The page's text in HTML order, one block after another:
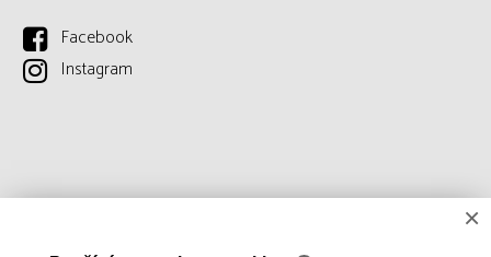
Facebook
Instagram
×